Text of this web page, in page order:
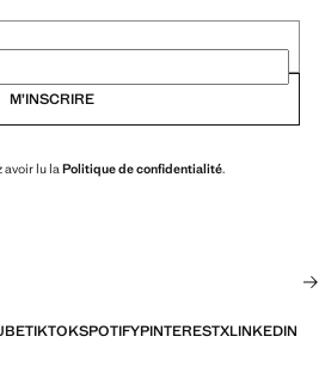
M’INSCRIRE
avoir lu la Politique de confidentialité.
TIKTOKSPOTIFYPINTERESTXLINKEDIN